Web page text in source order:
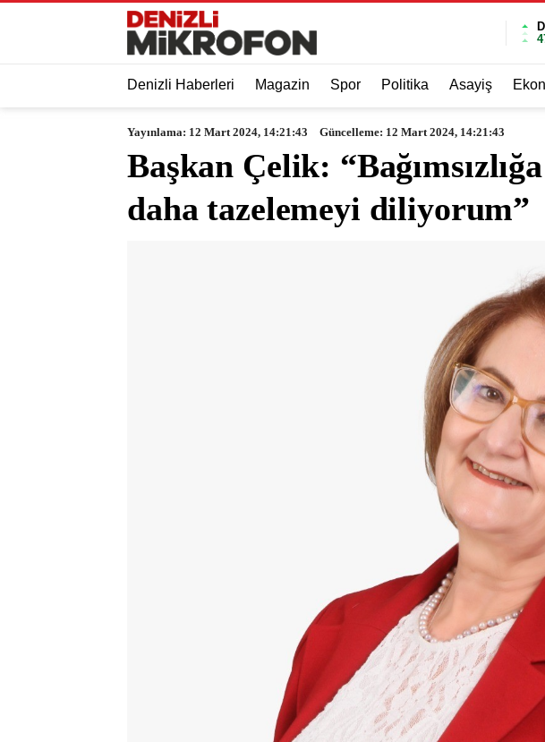
Denizli Haberleri Magazin Spor Politika Asayiş
Yayınlama: 12 Mart 2024, 14:21:43 Güncelleme: 12 Mart 2024, 14:21:43
Başkan Çelik:
daha tazelemeyi diliyorum”